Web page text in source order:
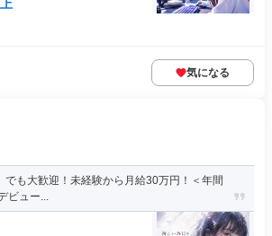
気になる
でも大歓迎！未経験から月給30万円！＜年間
ビュー...